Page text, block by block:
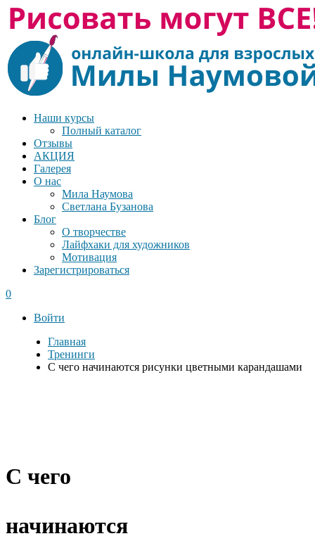
Наши курсы
Полный каталог
Отзывы
АКЦИЯ
Галерея
О нас
Мила Наумова
Светлана Бузанова
Блог
О творчестве
Лайфхаки для художников
Мотивация
Зарегистрироваться
0
Войти
Главная
Тренинги
С чего начинаются рисунки цветными карандашами
С чего
начинаются